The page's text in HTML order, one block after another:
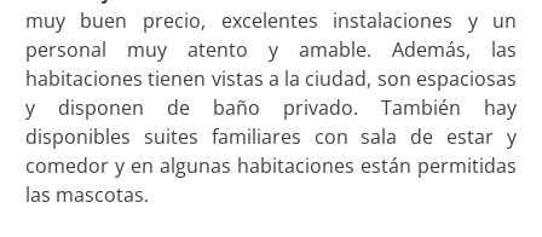
muy buen precio, excelentes instalaciones y un
personal muy atento y amable. Además, las
habitaciones tienen vistas a la ciudad, son espaciosas
y disponen de baño privado. También hay
disponibles suites familiares con sala de estar y
comedor y en algunas habitaciones están permitidas
las mascotas.